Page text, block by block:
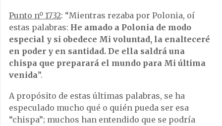
Punto nº 1732: “Mientras rezaba por Polonia, oí
estas palabras: He amado a Polonia de modo
especial y si obedece Mi voluntad, la enalteceré
en poder y en santidad. De ella saldrá una
chispa que preparará el mundo para Mi última
venida”.
A propósito de estas últimas palabras, se ha
especulado mucho qué o quién pueda ser esa
“chispa”; muchos han entendido que se podría